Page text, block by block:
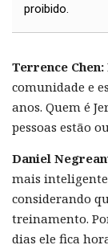
proibido.
Terrence Chen:
comunidade e
anos. Quem é
pessoas estão
Daniel
mais
considerando
treinamento.
dias ele fica